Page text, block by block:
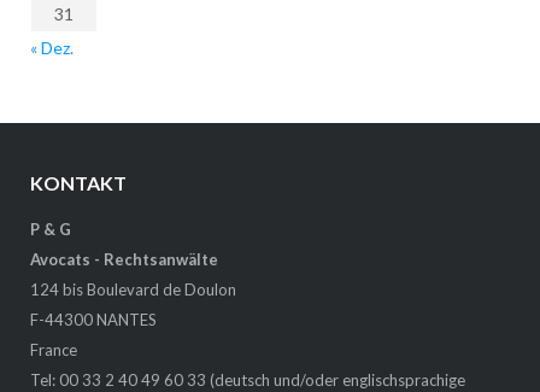
31
« Dez.
KONTAKT
P & G
Avocats - Rechtsanwälte
124 bis Boulevard de Doulon
F-44300 NANTES
France
Tel: 00 33 2 40 49 60 33 (deutsch und/oder englischsprachige